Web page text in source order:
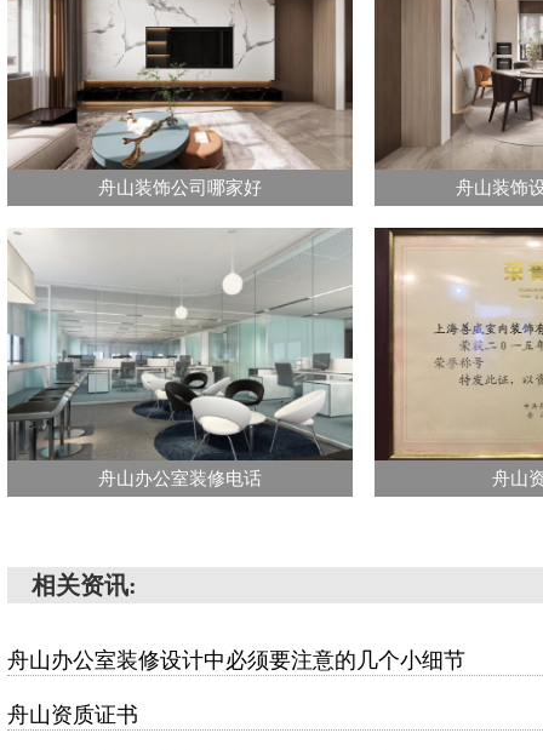
舟山装饰公司哪家好 舟山装饰
舟山办公室装修电话 舟山
相关资讯:
舟山办公室装修设计中必须要注意的几个小细节
舟山资质证书